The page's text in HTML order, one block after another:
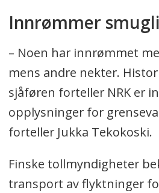
Innrømmer
– Noen har innrømmet
mens andre nekter.
sjåføren forteller NRK er
opplysninger for
forteller Jukka Tekokoski.
Finske tollmyndigheter
transport av flyktninger